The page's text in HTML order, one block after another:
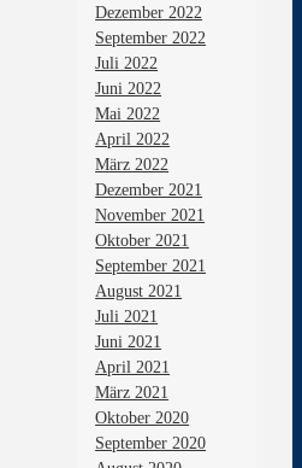
Dezember 2022
September 2022
Juli 2022
Juni 2022
Mai 2022
April 2022
März 2022
Dezember 2021
November 2021
Oktober 2021
September 2021
August 2021
Juli 2021
Juni 2021
April 2021
März 2021
Oktober 2020
September 2020